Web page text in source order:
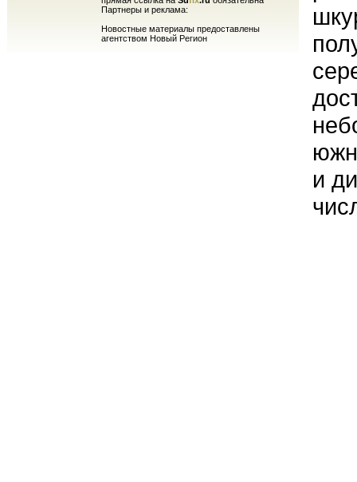
Партнеры и реклама:
Новостные материалы предоставлены
агентством Новый Регион
и